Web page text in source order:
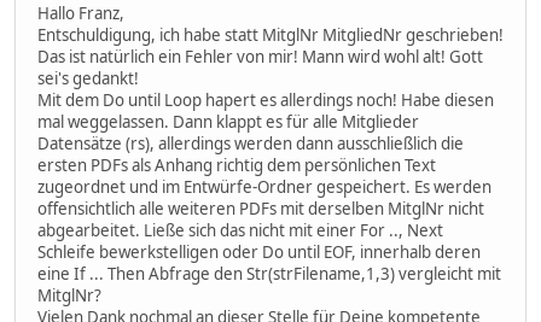
Hallo Franz,
Entschuldigung, ich habe statt MitglNr MitgliedNr geschrieben!
Das ist natürlich ein Fehler von mir! Mann wird wohl alt! Gott
sei's gedankt!
Mit dem Do until Loop hapert es allerdings noch! Habe diesen
mal weggelassen. Dann klappt es für alle Mitglieder
Datensätze (rs), allerdings werden dann ausschließlich die
ersten PDFs als Anhang richtig dem persönlichen Text
zugeordnet und im Entwürfe-Ordner gespeichert. Es werden
offensichtlich alle weiteren PDFs mit derselben MitglNr nicht
abgearbeitet. Ließe sich das nicht mit einer For .., Next
Schleife bewerkstelligen oder Do until EOF, innerhalb deren
eine If ... Then Abfrage den Str(strFilename,1,3) vergleicht mit
MitglNr?
Vielen Dank nochmal an dieser Stelle für Deine kompetente